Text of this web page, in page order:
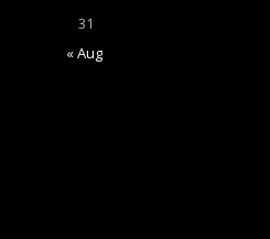
31
« Aug